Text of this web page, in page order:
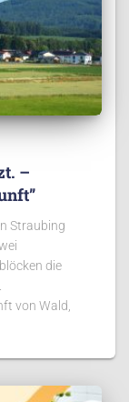
–
Straubing
die
von Wald,